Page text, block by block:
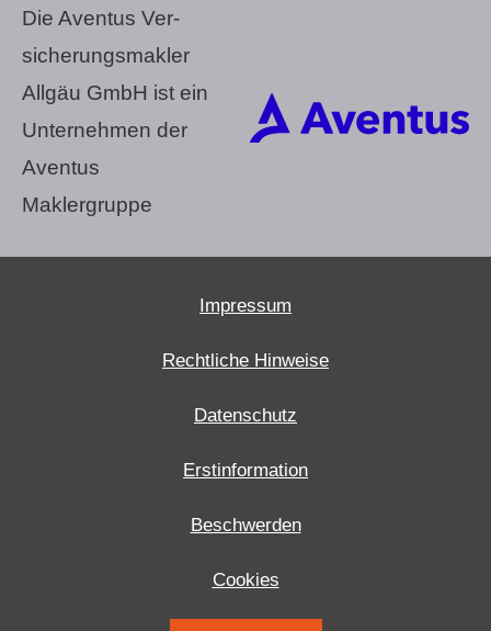
Die Aventus Ver­
sicherungs­makler
Allgäu GmbH ist ein
Unternehmen der
Aventus
Maklergruppe
Impressum
Rechtliche Hinweise
Datenschutz
Erstinformation
Beschwerden
Cookies